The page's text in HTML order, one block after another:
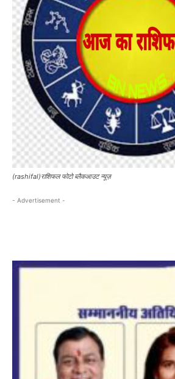
(rashifal)राशिफल फोटो ब्लैकआउट न्यूज़
- Advertisement -